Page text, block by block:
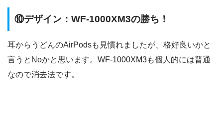
⑩デザイン：WF-1000XM3の勝ち！
耳からうどんのAirPodsも見慣れましたが、格好良いかと
言うとNoかと思います。WF-1000XM3も個人的には普通
なので消去法です。